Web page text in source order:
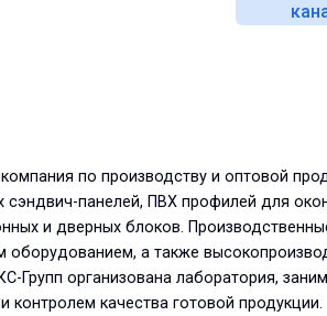
по производству и оптовой
сэндвич-панелей, ПВХ профилей для
и дверных блоков.
оборудованием, а также
Групп организована лаборатория,
контролем качества готовой продукции.